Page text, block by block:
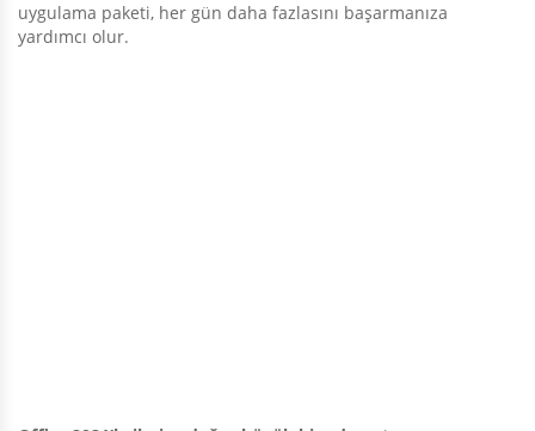
uygulama paketi, her gün daha fazlasını başarmanıza
yardımcı olur.